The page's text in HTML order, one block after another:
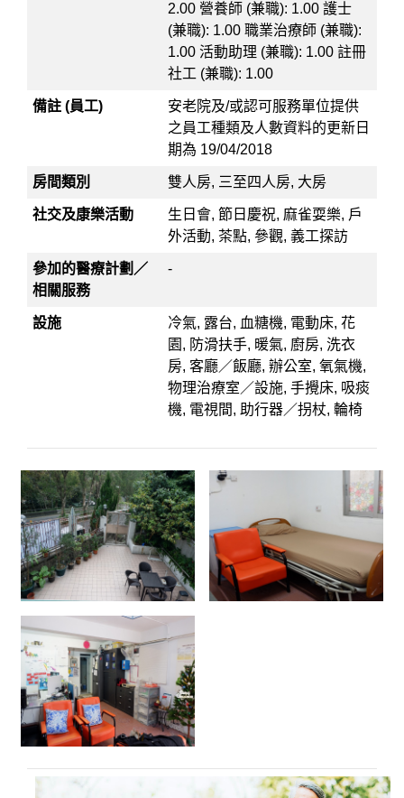
2.00 營養師 (兼職): 1.00 護士
(兼職): 1.00 職業治療師 (兼職):
1.00 活動助理 (兼職): 1.00 註冊
社工 (兼職): 1.00
備註 (員工)
安老院及/或認可服務單位提供
之員工種類及人數資料的更新日
期為 19/04/2018
房間類別 雙人房, 三至四人房, 大房
社交及康樂活動
生日會, 節日慶祝, 麻雀耍樂, 戶
外活動, 茶點, 參觀, 義工探訪
參加的醫療計劃／
相關服務
-
設施
冷氣, 露台, 血糖機, 電動床, 花
園, 防滑扶手, 暖氣, 廚房, 洗衣
房, 客廳／飯廳, 辦公室, 氧氣機,
物理治療室／設施, 手攪床, 吸痰
機, 電視間, 助行器／拐杖, 輪椅